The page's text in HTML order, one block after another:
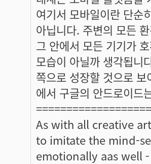
여기서 모바일이란 단순
아닙니다. 주변의 모든
그 안에서 모든 기기가
모습이 아닐까 생각됩니
쪽으로 성장할 것으로
에서 구글의 안드로이드
As with all creative
to imitate the mind-
emotionally aas well